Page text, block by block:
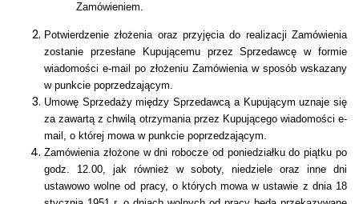
Zamówieniem.
Potwierdzenie złożenia oraz przyjęcia do realizacji Zamówienia
zostanie przesłane Kupującemu przez Sprzedawcę w formie
wiadomości e-mail po złożeniu Zamówienia w sposób wskazany
w punkcie poprzedzającym.
Umowę Sprzedaży między Sprzedawcą a Kupującym uznaje się
za zawartą z chwilą otrzymania przez Kupującego wiadomości e-
mail, o której mowa w punkcie poprzedzającym.
Zamówienia złożone w dni robocze od poniedziałku do piątku po
godz. 12.00, jak również wsoboty, niedziele oraz inne dni
ustawowo wolne od pracy, o których mowa w ustawie z dnia 18